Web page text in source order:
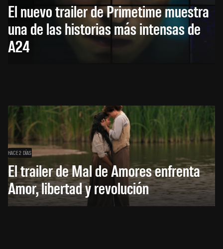
El nuevo trailer de Primetime muestra
una de las historias más intensas de
A24
HACE 2 DÍAS
El trailer de Mal de Amores enfrenta
Amor, libertad y revolución